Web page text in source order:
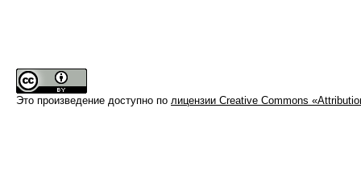
Это произведение доступно по лицензии Creative Commons